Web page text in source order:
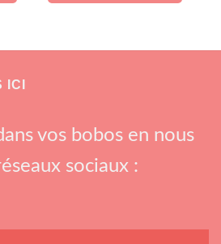
ICI
vos bobos en nous
sociaux :